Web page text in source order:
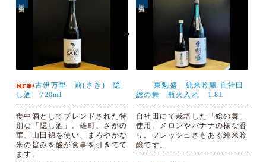
古伊万里 前(さき) 隠
し酒 720ml
食中酒としてブレンドされた特
別な「隠し酒」。雄町、さがの
華、山田錦を使い、まろやかな
米の旨みを酸が食事を引きてて
ます。
東魁盛 純米吟醸 自社田
総の舞 瓶火入れ 1.8L
自社田にて栽培した「総の舞」
使用。メロンやバナナの様な香
り。フレッシュさもある純米吟
醸です。